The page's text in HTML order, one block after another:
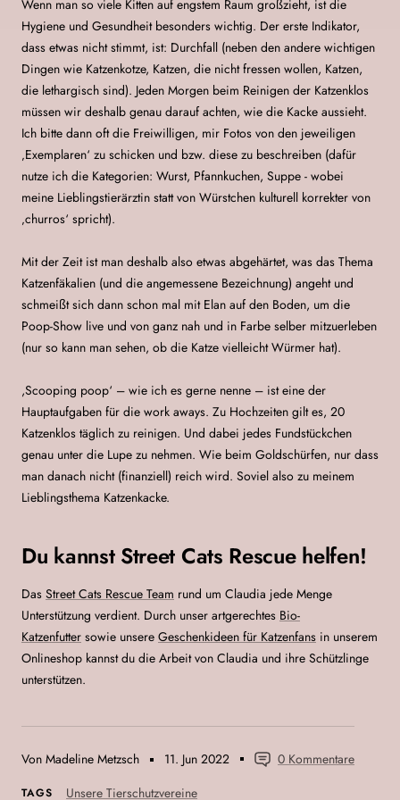
Von Madeline Metzsch 11. Jun 2022 0 Kommentare
TAGS Unsere Tierschutzvereine
Wenn man so viele Kitten auf engstem Raum großzieht, ist die
Hygiene und Gesundheit besonders wichtig. Der erste Indikator,
dass etwas nicht stimmt, ist: Durchfall (neben den andere wichtigen
Dingen wie Katzenkotze, Katzen, die nicht fressen wollen, Katzen,
die lethargisch sind). Jeden Morgen beim Reinigen der Katzenklos
müssen wir deshalb genau darauf achten, wie die Kacke aussieht.
Ich bitte dann oft die Freiwilligen, mir Fotos von den jeweiligen
‚Exemplaren‘ zu schicken und bzw. diese zu beschreiben (dafür
nutze ich die Kategorien: Wurst, Pfannkuchen, Suppe - wobei
meine Lieblingstierärztin statt von Würstchen kulturell korrekter von
‚churros‘ spricht).
Mit der Zeit ist man deshalb also etwas abgehärtet, was das Thema
Katzenfäkalien (und die angemessene Bezeichnung) angeht und
schmeißt sich dann schon mal mit Elan auf den Boden, um die
Poop-Show live und von ganz nah und in Farbe selber mitzuerleben
(nur so kann man sehen, ob die Katze vielleicht Würmer hat).
,Scooping poop‘ – wie ich es gerne nenne – ist eine der
Hauptaufgaben für die work aways. Zu Hochzeiten gilt es, 20
Katzenklos täglich zu reinigen. Und dabei jedes Fundstückchen
genau unter die Lupe zu nehmen. Wie beim Goldschürfen, nur dass
man danach nicht (finanziell) reich wird. Soviel also zu meinem
Lieblingsthema Katzenkacke.
Du kannst Street Cats Rescue helfen!
Das Street Cats Rescue Team rund um Claudia jede Menge
Unterstützung verdient. Durch unser artgerechtes Bio-
Katzenfutter sowie unsere Geschenkideen für Katzenfans in unserem
Onlineshop kannst du die Arbeit von Claudia und ihre Schützlinge
unterstützen.